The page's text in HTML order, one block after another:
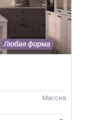
Массив